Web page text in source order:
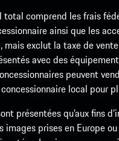
total comprend les frais
ainsi que les
mais exclut la taxe de
avec des
peuvent
local pour
présentées qu’aux fins
images prises en Europe